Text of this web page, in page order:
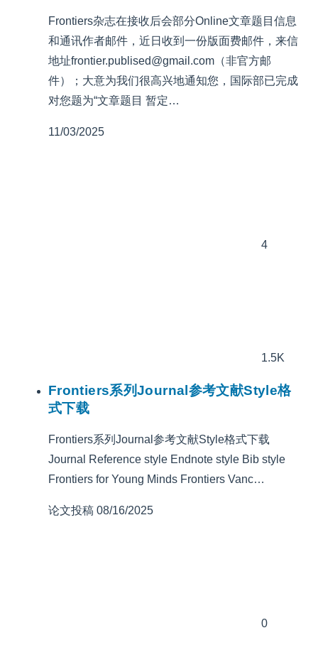
Frontiers杂志在接收后会部分Online文章题目信息
和通讯作者邮件，近日收到一份版面费邮件，来信
地址frontier.publised@gmail.com（非官方邮
件）；大意为我们很高兴地通知您，国际部已完成
对您题为“文章题目 暂定…
11/03/2025
4
1.5K
Frontiers系列Journal参考文献Style格
式下载
Frontiers系列Journal参考文献Style格式下载
Journal Reference style Endnote style Bib style
Frontiers for Young Minds Frontiers Vanc…
论文投稿 08/16/2025
0